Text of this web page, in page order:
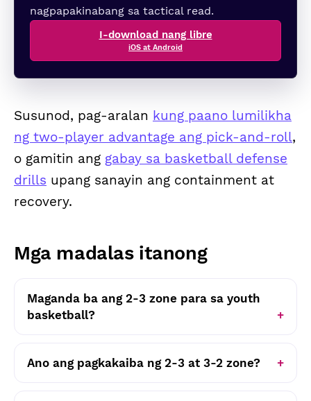
nagpapakinabang sa tactical read.
I-download nang libre
iOS at Android
Susunod, pag-aralan kung paano lumilikha
ng two-player advantage ang pick-and-roll,
o gamitin ang gabay sa basketball defense
drills upang sanayin ang containment at
recovery.
Mga madalas itanong
Maganda ba ang 2-3 zone para sa youth
basketball?
Ano ang pagkakaiba ng 2-3 at 3-2 zone?